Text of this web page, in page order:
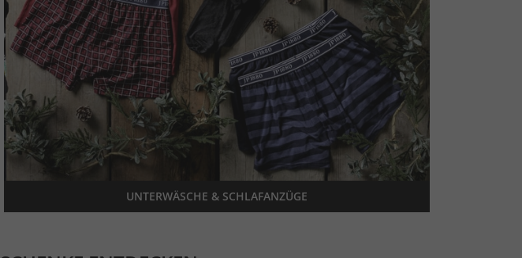
UNTERWÄSCHE & SCHLAFANZÜGE